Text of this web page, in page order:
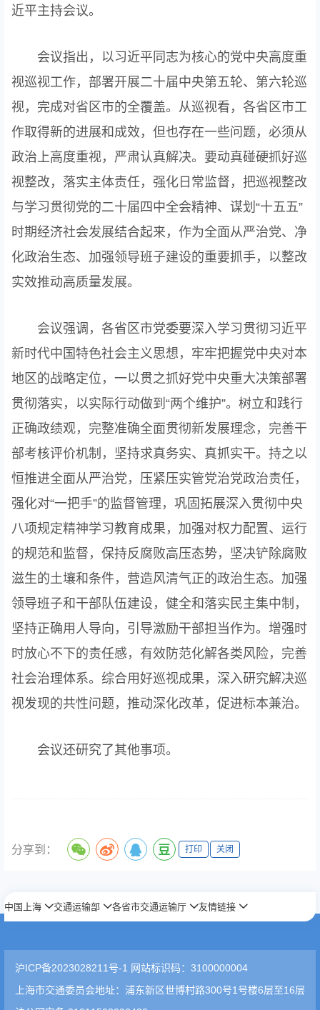
近平主持会议。
会议指出，以习近平同志为核心的党中央高度重
视巡视工作，部署开展二十届中央第五轮、第六轮巡
视，完成对省区市的全覆盖。从巡视看，各省区市工
作取得新的进展和成效，但也存在一些问题，必须从
政治上高度重视，严肃认真解决。要动真碰硬抓好巡
视整改，落实主体责任，强化日常监督，把巡视整改
与学习贯彻党的二十届四中全会精神、谋划“十五五”
时期经济社会发展结合起来，作为全面从严治党、净
化政治生态、加强领导班子建设的重要抓手，以整改
实效推动高质量发展。
会议强调，各省区市党委要深入学习贯彻习近平
新时代中国特色社会主义思想，牢牢把握党中央对本
地区的战略定位，一以贯之抓好党中央重大决策部署
贯彻落实，以实际行动做到“两个维护”。树立和践行
正确政绩观，完整准确全面贯彻新发展理念，完善干
部考核评价机制，坚持求真务实、真抓实干。持之以
恒推进全面从严治党，压紧压实管党治党政治责任，
强化对“一把手”的监督管理，巩固拓展深入贯彻中央
八项规定精神学习教育成果，加强对权力配置、运行
的规范和监督，保持反腐败高压态势，坚决铲除腐败
滋生的土壤和条件，营造风清气正的政治生态。加强
领导班子和干部队伍建设，健全和落实民主集中制，
坚持正确用人导向，引导激励干部担当作为。增强时
时放心不下的责任感，有效防范化解各类风险，完善
社会治理体系。综合用好巡视成果，深入研究解决巡
视发现的共性问题，推动深化改革，促进标本兼治。
会议还研究了其他事项。
分享到： 打印 关闭
中国上海 交通运输部 各省市交通运输厅 友情链接
沪ICP备2023028211号-1 网站标识码：3100000004
上海市交通委员会地址：浦东新区世博村路300号1号楼6层至16层